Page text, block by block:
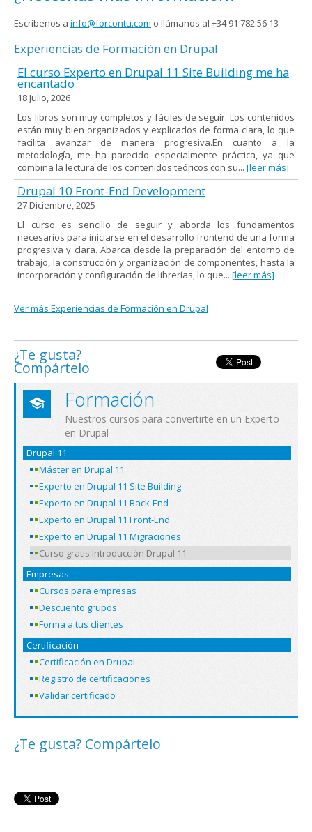
Escríbenos a info@forcontu.com o llámanos al +34 91 782 56 13
Experiencias de Formación en Drupal
El curso Experto en Drupal 11 Site Building me ha
encantado
18 Julio, 2026
Los libros son muy completos y fáciles de seguir. Los contenidos
están muy bien organizados y explicados de forma clara, lo que
facilita avanzar de manera progresiva.En cuanto a la
metodología, me ha parecido especialmente práctica, ya que
combina la lectura de los contenidos teóricos con su... [leer más]
Drupal 10 Front-End Development
27 Diciembre, 2025
El curso es sencillo de seguir y aborda los fundamentos
necesarios para iniciarse en el desarrollo frontend de una forma
progresiva y clara. Abarca desde la preparación del entorno de
trabajo, la construcción y organización de componentes, hasta la
incorporación y configuración de librerías, lo que... [leer más]
Ver más Experiencias de Formación en Drupal
¿Te gusta?
Compártelo
Formación
Nuestros cursos para convertirte en un Experto
en Drupal
Drupal 11
Máster en Drupal 11
Experto en Drupal 11 Site Building
Experto en Drupal 11 Back-End
Experto en Drupal 11 Front-End
Experto en Drupal 11 Migraciones
Curso gratis Introducción Drupal 11
Empresas
Cursos para empresas
Descuento grupos
Forma a tus clientes
Certificación
Certificación en Drupal
Registro de certificaciones
Validar certificado
¿Te gusta? Compártelo